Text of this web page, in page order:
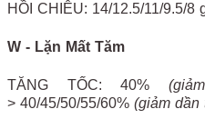
HỒI CHIÊU: 14/12.5/11/9.5/8
W - Lặn Mất Tăm
TĂNG TỐC: 40%
> 40/45/50/55/60% (giảm dần